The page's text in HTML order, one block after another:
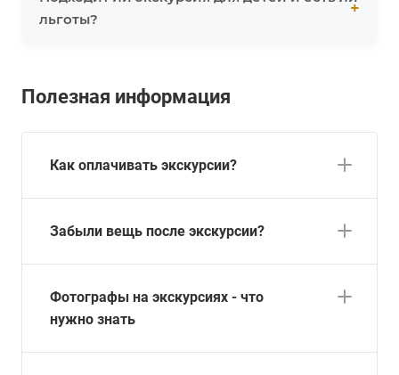
льготы?
Полезная информация
Как оплачивать экскурсии?
Забыли вещь после экскурсии?
Фотографы на экскурсиях - что
нужно знать